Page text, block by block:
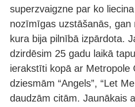
superzvaigzne par ko
nozīmīgas uzstāšanās, gan
kura bija pilnībā izpārdota.
dzirdēsim 25 gadu laikā
ierakstīti kopā ar Metropole
dziesmām “Angels”, “Let
daudzām citām. Jaunākais